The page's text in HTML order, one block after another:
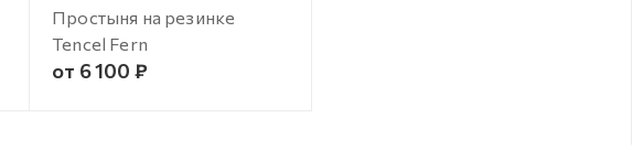
Простыня на резинке
Tencel Fern
от 6 100 ₽